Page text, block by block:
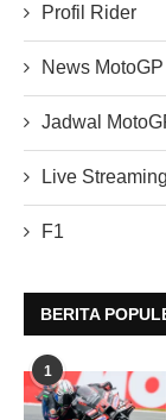
Profil Rider
News MotoGP
Jadwal
Live Streaming
F1
BERITA
1